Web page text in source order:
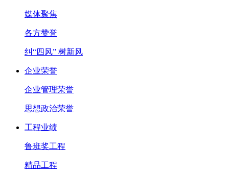
媒体聚焦
各方赞誉
纠“四风” 树新风
企业荣誉
企业管理荣誉
思想政治荣誉
工程业绩
鲁班奖工程
精品工程